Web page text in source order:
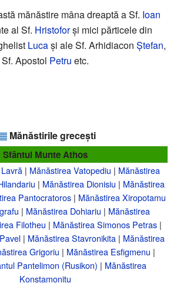
mănăstire mâna dreaptă a Sf. Ioan
al Sf. Hristoforşi mici părticele din
Lucaşi ale Sf. Arhidiacon Ştefan,
Apostol Petru etc.
Mănăstirile grecești
Sfântul Munte Athos
| Mănăstirea Vatopediu | Mănăstirea
| Mănăstirea Dionisiu | Mănăstirea
Pantocratoros| Mănăstirea Xiropotamu
| Mănăstirea Dohiariu | Mănăstirea
Filotheu | Mănăstirea Simonos Petras|
| Mănăstirea Stavronikita| Mănăstirea
Grigoriu | Mănăstirea Esfigmenu |
Pantelimon (Rusikon) | Mănăstirea
Konstamonitu